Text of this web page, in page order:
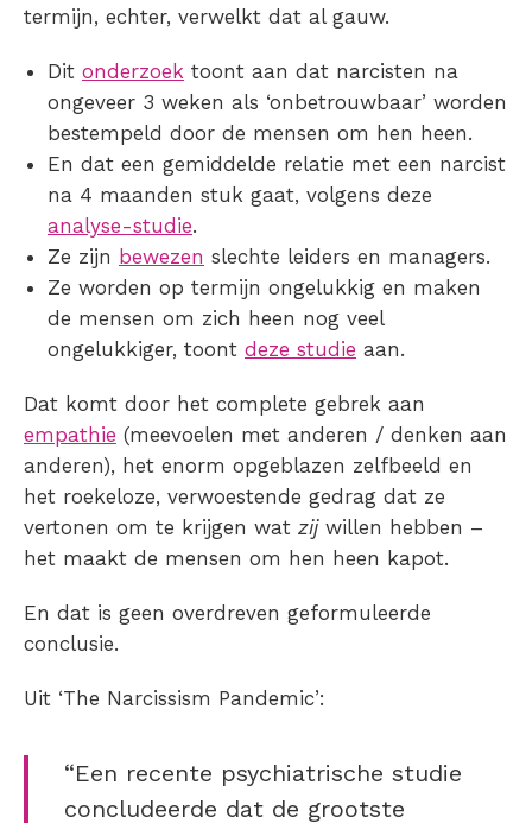
termijn, echter, verwelkt dat al gauw.
Dit onderzoek toont aan dat narcisten na
ongeveer 3 weken als ‘onbetrouwbaar’ worden
bestempeld door de mensen om hen heen.
En dat een gemiddelde relatie met een narcist
na 4 maanden stuk gaat, volgens deze
analyse-studie.
Ze zijn bewezen slechte leiders en managers.
Ze worden op termijn ongelukkig en maken
de mensen om zich heen nog veel
ongelukkiger, toont deze studie aan.
Dat komt door het complete gebrek aan
empathie (meevoelen met anderen / denken aan
anderen), het enorm opgeblazen zelfbeeld en
het roekeloze, verwoestende gedrag dat ze
vertonen om te krijgen wat zij willen hebben –
het maakt de mensen om hen heen kapot.
En dat is geen overdreven geformuleerde
conclusie.
Uit ‘The Narcissism Pandemic’:
“Een recente psychiatrische studie
concludeerde dat de grootste